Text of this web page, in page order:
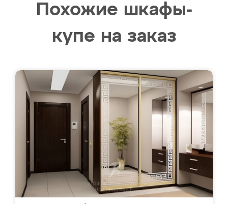
Похожие шкафы-
купе на заказ